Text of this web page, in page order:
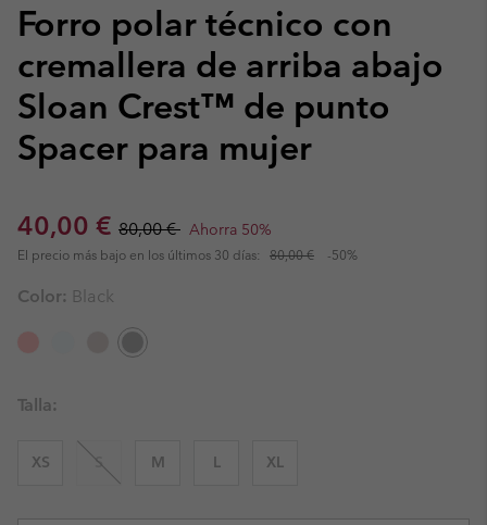
Forro polar técnico con
cremallera de arriba abajo
Sloan Crest™ de punto
Spacer para mujer
Sale price:
40,00 € Regular price:
80,00 € Ahorra 50%
El precio más bajo en los últimos 30 días: 80,00 € -50%
Color: Black
Talla:
XS S M L XL